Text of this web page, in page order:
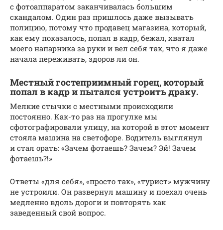
с фотоаппаратом заканчивалась большим
скандалом. Один раз пришлось даже вызывать
полицию, потому что продавец магазина, который,
как ему показалось, попал в кадр, бежал, хватал
моего напарника за руки и вел себя так, что я даже
начала переживать, здоров ли он.
Местный гостеприимный горец, который
попал в кадр и пытался устроить драку.
Мелкие стычки с местными происходили
постоянно. Как-то раз на прогулке мы
сфотографировали улицу, на которой в этот момент
стояла машина на светофоре. Водитель выглянул
и стал орать: «Зачем фотаешь? Зачем? Эй! Зачем
фотаешь?!»
Ответы «для себя», «просто так», «турист» мужчину
не устроили. Он развернул машину и поехал очень
медленно вдоль дороги и повторять как
заведенный свой вопрос.